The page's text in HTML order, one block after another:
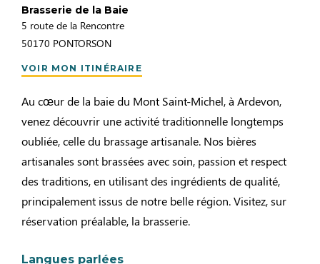
Brasserie de la Baie
5 route de la Rencontre
50170 PONTORSON
VOIR MON ITINÉRAIRE
Au cœur de la baie du Mont Saint-Michel, à Ardevon,
venez découvrir une activité traditionnelle longtemps
oubliée, celle du brassage artisanale. Nos bières
artisanales sont brassées avec soin, passion et respect
des traditions, en utilisant des ingrédients de qualité,
principalement issus de notre belle région. Visitez, sur
réservation préalable, la brasserie.
Langues parlées